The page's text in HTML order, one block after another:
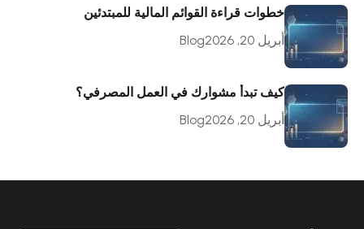
خطوات قراءة القوائم المالية للمبتدئين
أبريل 20, 2026
Blog
كيف تبدأ مشوارك في العمل المصرفي؟
أبريل 20, 2026
Blog